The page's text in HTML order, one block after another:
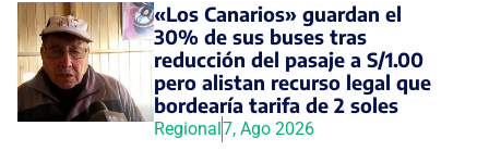
«Los Canarios» guardan el
30% de sus buses tras
reducción del pasaje a S/1.00
pero alistan recurso legal que
bordearía tarifa de 2 soles
Regional7, Ago 2026